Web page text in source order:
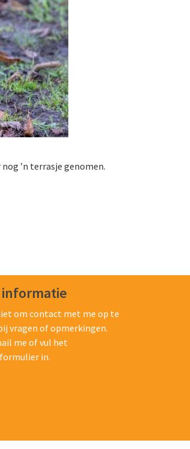
’n terrasje genomen.
informatie
om contact met me op te
vragen of opmerkingen.
me of vul het
in.